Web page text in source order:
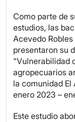
Como parte de
estudios, las
Acevedo
presentaron su
"Vulnerabilidad
agropecuarios
la comunidad El
enero 2023 –
Este estudio